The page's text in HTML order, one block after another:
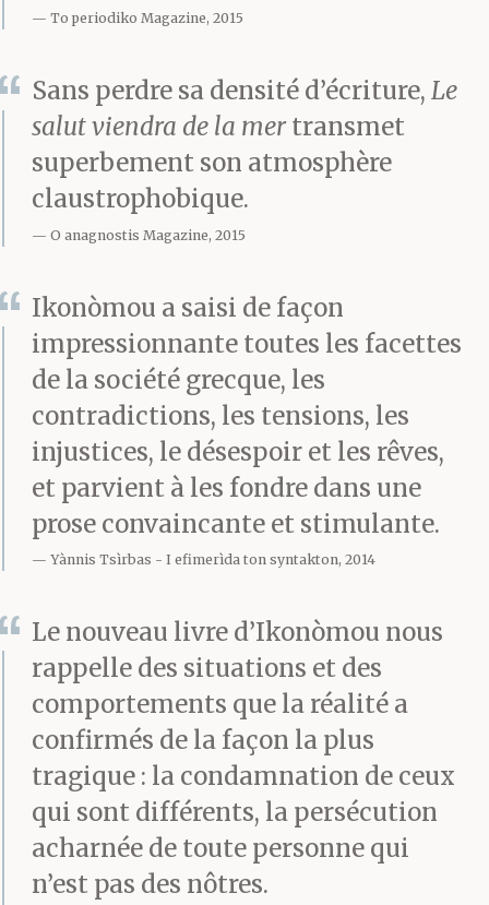
To periodiko Magazine, 2015
Sans perdre sa densité d’écriture, Le
salut viendra de la mertransmet
superbement son atmosphère
claustrophobique.
O anagnostis Magazine, 2015
Ikonòmou a saisi de façon
impressionnante toutes les facettes
de la société grecque, les
contradictions, les tensions, les
injustices, le désespoir et les rêves,
et parvient à les fondre dans une
prose convaincante et stimulante.
Yànnis Tsìrbas I efimerìda ton syntakton, 2014
Le nouveau livre d’Ikonòmou nous
rappelle des situations et des
comportements que la réalité a
confirmés de la façon la plus
tragique : la condamnation de ceux
qui sont différents, la persécution
acharnée de toute personne qui
n’est pas des nôtres.